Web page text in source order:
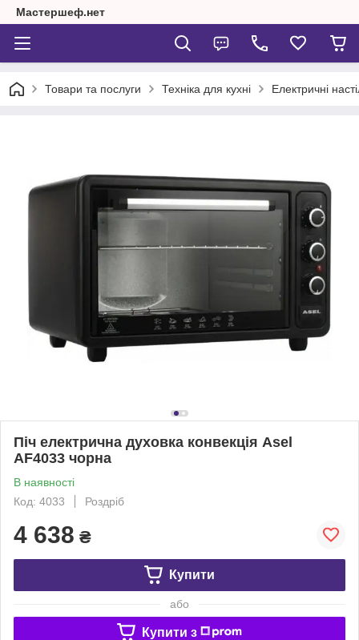
Мастершеф.нет
Товари та послуги Техніка для кухні Електричні
Піч електрична духовка конвекція Asel
AF4033 чорна
В наявності
Код: 4033
Роздріб
4 638 ₴
Купити
або
Купити з